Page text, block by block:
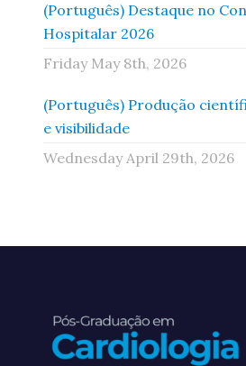
(Português) Destaque no
Hospitalar 2026
Friday May 8th, 2026
(Português) Produção
e visibilidade
Wednesday April 29th, 2026